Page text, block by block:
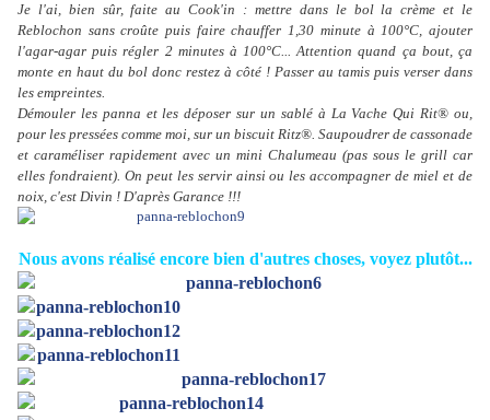
Je l'ai, bien sûr, faite au Cook'in : mettre dans le bol la crème et le
Reblochon sans croûte puis faire chauffer 1,30 minute à 100°C, ajouter
l'agar-agar puis régler 2 minutes à 100°C... Attention quand ça bout, ça
monte en haut du bol donc restez à côté ! Passer au tamis puis verser dans
les empreintes.
Démouler les panna et les déposer sur un sablé à La Vache Qui Rit® ou,
pour les pressées comme moi, sur un biscuit Ritz®. Saupoudrer de cassonade
et caraméliser rapidement avec un mini Chalumeau (pas sous le grill car
elles fondraient). On peut les servir ainsi ou les accompagner de miel et de
noix, c'est Divin ! D'après Garance !!!
Nous avons réalisé encore bien d'autres choses, voyez plutôt...